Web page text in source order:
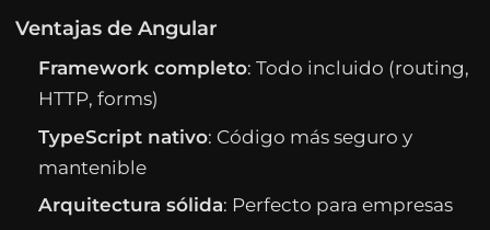
Ventajas de Angular
Framework completo: Todo incluido (routing,
HTTP, forms)
TypeScript nativo: Código más seguro y
mantenible
Arquitectura sólida: Perfecto para empresas